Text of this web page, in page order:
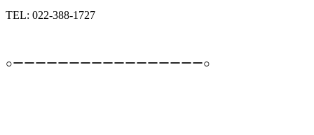
TEL: 022-388-1727
○ーーーーーーーーーーーーーーーーー○